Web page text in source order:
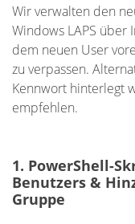
Wir verwalten den
Windows LAPS über
dem neuen User
zu verpassen.
Kennwort hinterlegt
empfehlen.
1. PowerShell-
Benutzers &
Gruppe